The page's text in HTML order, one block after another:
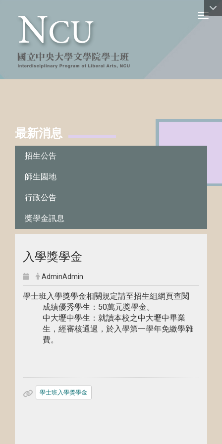
最新消息
招生公告
師生園地
行政公告
獎學金訊息
入學獎學金
AdminAdmin
學士班入學獎學金相關規定請至招生組網頁查閱
成績優秀學生：50萬元獎學金。
中大壢中學生：就讀本校之中大壢中畢業
生，經審核通過，於入學第一學年免繳學雜
費。
學士班入學獎學金